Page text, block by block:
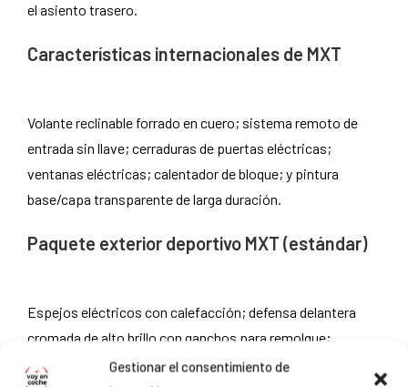
Gestionar el consentimiento de
el asiento trasero.
Características internacionales de MXT
Volante reclinable forrado en cuero; sistema remoto de
entrada sin llave; cerraduras de puertas eléctricas;
ventanas eléctricas; calentador de bloque; y pintura
base/capa transparente de larga duración.
Paquete exterior deportivo MXT (estándar)
Espejos eléctricos con calefacción; defensa delantera
cromada de alto brillo con ganchos para remolque;
ventilaciones laterales cromadas en el cofre; tapa de